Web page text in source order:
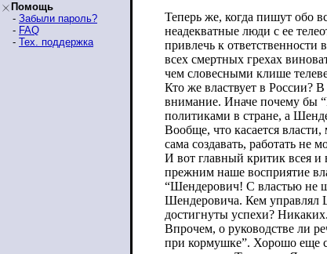
Помощь
- Забыли пароль?
- FAQ
- Тех. поддержка
Теперь же, когда пишут обо
неадекватные люди с ее
привлечь к
всех смертных грехах
чем словесными клише
Кто же властвует в России?
внимание. Иначе почему бы
политиками в стране, а
Вообще, что касается
сама создавать, работать не
И вот главный критик всея и
прежним наше восприятие
“Шендерович! С властью не
Шендеровича. Кем управлял
достигнуты успехи?
Впрочем, о руководстве ли
при кормушке”. Хорошо еще